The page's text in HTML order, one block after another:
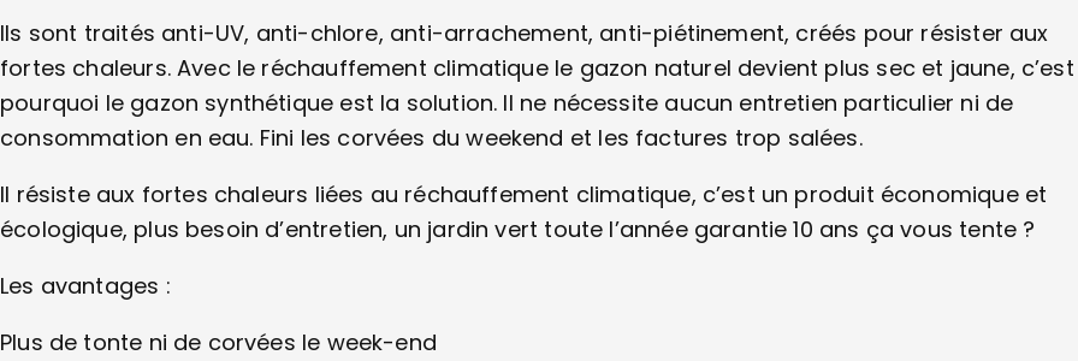
Ils sont traités anti-UV, anti-chlore, anti-arrachement, anti-piétinement, créés pour résister aux
fortes chaleurs. Avec le réchauffement climatique le gazon naturel devient plus sec et jaune, c’est
pourquoi le gazon synthétique est la solution. Il ne nécessite aucun entretien particulier ni de
consommation en eau. Fini les corvées du weekend et les factures trop salées.
Il résiste aux fortes chaleurs liées au réchauffement climatique, c’est un produit économique et
écologique, plus besoin d’entretien, un jardin vert toute l’année garantie 10 ans ça vous tente ?
Les avantages :
Plus de tonte ni de corvées le week-end